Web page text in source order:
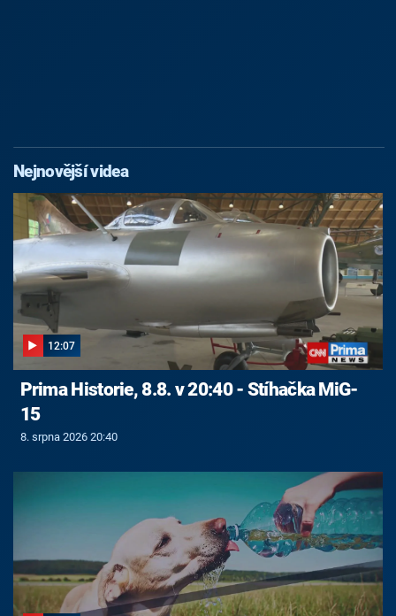
Nejnovější videa
12:07
Prima Historie, 8.8. v 20:40 - Stíhačka MiG-
15
8. srpna 2026 20:40